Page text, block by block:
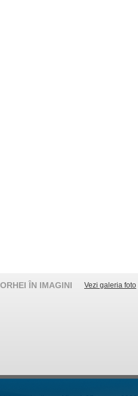
ORHEI ÎN IMAGINI Vezi galeria foto